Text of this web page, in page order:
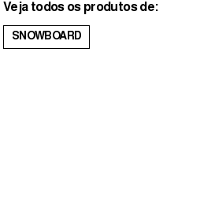
Veja todos os produtos de:
SNOWBOARD